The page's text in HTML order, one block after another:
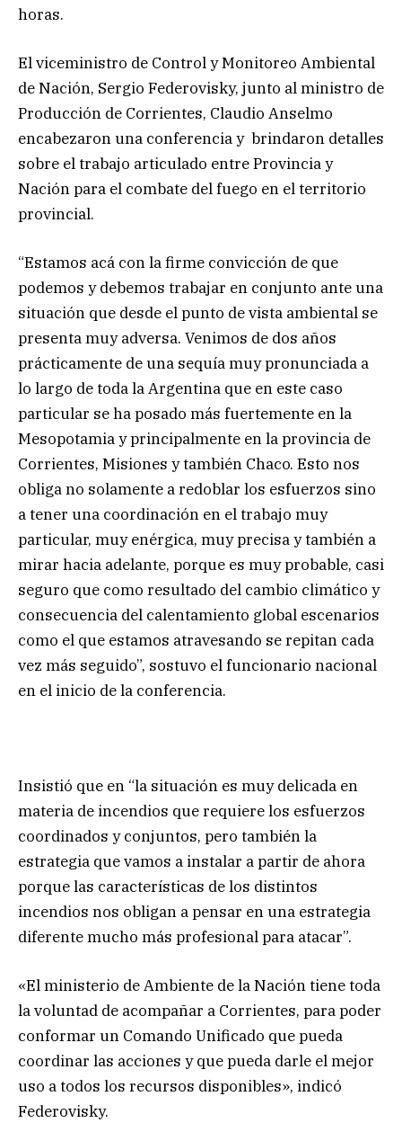
horas.
El viceministro de Control y Monitoreo Ambiental
de Nación, Sergio Federovisky, junto al ministro de
Producción de Corrientes, Claudio Anselmo
encabezaron una conferencia y brindaron detalles
sobre el trabajo articulado entre Provincia y
Nación para el combate del fuego en el territorio
provincial.
“Estamos acá con la firme convicción de que
podemos y debemos trabajar en conjunto ante una
situación que desde el punto de vista ambiental se
presenta muy adversa. Venimos de dos años
prácticamente de una sequía muy pronunciada a
lo largo de toda la Argentina que en este caso
particular se ha posado más fuertemente en la
Mesopotamia y principalmente en la provincia de
Corrientes, Misiones y también Chaco. Esto nos
obliga no solamente a redoblar los esfuerzos sino
a tener una coordinación en el trabajo muy
particular, muy enérgica, muy precisa y también a
mirar hacia adelante, porque es muy probable, casi
seguro que como resultado del cambio climático y
consecuencia del calentamiento global escenarios
como el que estamos atravesando se repitan cada
vez más seguido”, sostuvo el funcionario nacional
en el inicio de la conferencia.
Insistió que en “la situación es muy delicada en
materia de incendios que requiere los esfuerzos
coordinados y conjuntos, pero también la
estrategia que vamos a instalar a partir de ahora
porque las características de los distintos
incendios nos obligan a pensar en una estrategia
diferente mucho más profesional para atacar”.
«El ministerio de Ambiente de la Nación tiene toda
la voluntad de acompañar a Corrientes, para poder
conformar un Comando Unificado que pueda
coordinar las acciones y que pueda darle el mejor
uso a todos los recursos disponibles», indicó
Federovisky.